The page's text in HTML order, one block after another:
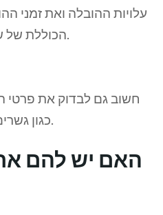
עלויות ההובלה ואת זמני
הכוללת של שרשרת הלוגיסטיקה שלך.
חשוב גם לבדוק את פרטי
כגון גשרים, מזג אוויר ודפוסי תנועה.
האם יש להם